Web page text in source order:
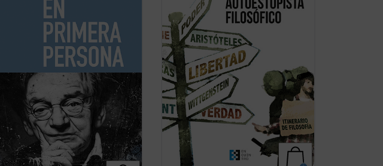
encuentro y volver a trazar mi itinerario
sin evasivas ni complacencias.
Por lo que a mí respecta no se trata en
modo alguno de rebajar el ...
(ver ficha)
rastrear los enclaves principales en
compañía de los grandes pensadores.
Además, te ofrece herramientas para
localizar tu propio ...(ver ficha)